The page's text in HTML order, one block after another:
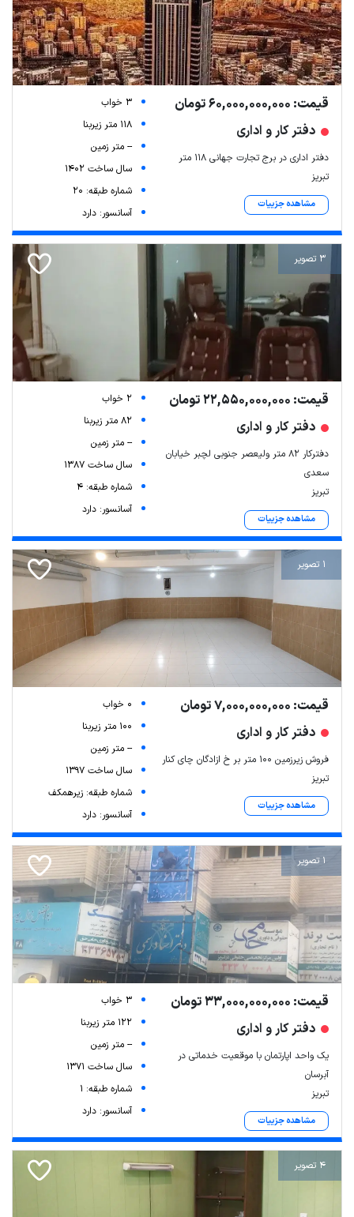
قیمت: 60,000,000,000 تومان
دفتر کار و اداری
دفتر اداری در برج تجارت جهانی ۱۱۸ متر
تبریز
مشاهده جزییات
3 خواب
118 متر زیربنا
-- متر زمین
سال ساخت 1402
شماره طبقه: 20
آسانسور: دارد
3 تصویر
قیمت: 22,550,000,000 تومان
دفتر کار و اداری
دفترکار ۸۲ متر ولیعصر جنوبی لچبر خیابان
سعدی
تبریز
مشاهده جزییات
2 خواب
82 متر زیربنا
-- متر زمین
سال ساخت 1387
شماره طبقه: 4
آسانسور: دارد
1 تصویر
قیمت: 7,000,000,000 تومان
دفتر کار و اداری
فروش زیرزمین ۱۰۰ متر بر خ ازادگان چای کنار
تبریز
مشاهده جزییات
0 خواب
100 متر زیربنا
-- متر زمین
سال ساخت 1397
شماره طبقه: زیرهمکف
آسانسور: دارد
1 تصویر
قیمت: 33,000,000,000 تومان
دفتر کار و اداری
یک واحد اپارتمان با موقعیت خدماتی در
آبرسان
تبریز
مشاهده جزییات
3 خواب
122 متر زیربنا
-- متر زمین
سال ساخت 1371
شماره طبقه: 1
آسانسور: دارد
4 تصویر